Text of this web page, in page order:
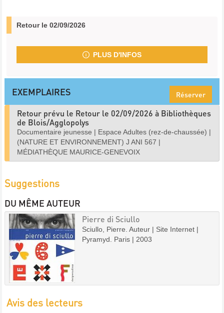
Retour le 02/09/2026
PLUS D'INFOS
EXEMPLAIRES Réserver
Retour prévu le Retour le 02/09/2026 à Bibliothèques
de Blois/Agglopolys
Documentaire jeunesse | Espace Adultes (rez-de-chaussée) |
(NATURE ET ENVIRONNEMENT) J ANI 567 |
MÉDIATHÈQUE MAURICE-GENEVOIX
Suggestions
DU MÊME AUTEUR
Pierre di Sciullo
Sciullo, Pierre. Auteur | Site Internet |
Pyramyd. Paris | 2003
Avis des lecteurs